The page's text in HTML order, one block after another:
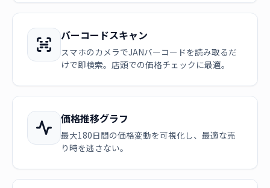
バーコードスキャン
スマホのカメラでJANバーコードを読み取るだ
けで即検索。店頭での価格チェックに最適。
価格推移グラフ
最大180日間の価格変動を可視化し、最適な売
り時を逃さない。